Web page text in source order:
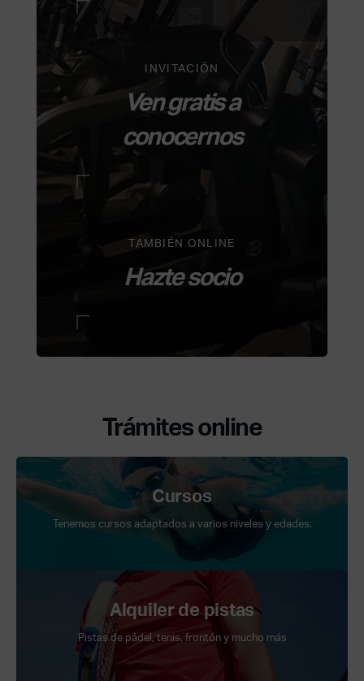
INVITACIÓN
Ven gratis a
conocernos
TAMBIÉN ONLINE
Hazte socio
Trámites online
Cursos
Tenemos cursos adaptados a varios niveles y edades.
Alquiler de pistas
Pistas de pádel, tenis, frontón y mucho más